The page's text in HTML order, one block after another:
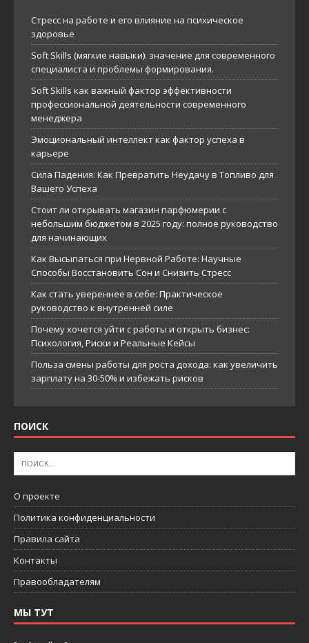
Стресс на работе и его влияние на психическое
здоровье
Soft Skills (мягкие навыки): значение для современного
специалиста и проблемы формирования.
Soft Skills как важный фактор эффективности
профессиональной деятельности современного
менеджера
Эмоциональный интеллект как фактор успеха в
карьере
Сила Падения: Как Превратить Неудачу в Топливо для
Вашего Успеха
Стоит ли открывать магазин парфюмерии с
небольшим бюджетом в 2025 году: полное руководство
для начинающих
Как Высыпаться при Нервной Работе: Научные
Способы Восстановить Сон и Снизить Стресс
Как стать увереннее в себе: Практическое
руководство к внутренней силе
Почему хочется уйти с работы и открыть бизнес:
Психология, Риски и Реальные Кейсы
Польза смены работы для роста дохода: как увеличить
зарплату на 30-50% и избежать рисков
ПОИСК
О проекте
Политика конфиденциальности
Правила сайта
Контакты
Правообладателям
МЫ ТУТ